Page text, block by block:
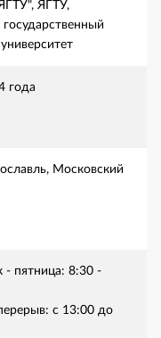
ЯГТУ,
года
Московский
- пятница: 8:30 -
с 13:00 до